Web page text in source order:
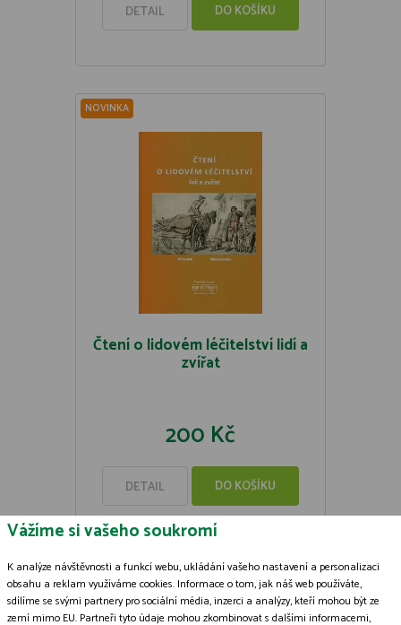
DETAIL DO KOŠÍKU
NOVINKA
Čtení o lidovém léčitelství lidí a
zvířat
200 Kč
DETAIL DO KOŠÍKU
Zásady zpracování souborů cookies
Vážíme si vašeho soukromí
K analýze návštěvnosti a funkcí webu, ukládání vašeho nastavení a personalizaci
obsahu a reklam využíváme cookies. Informace o tom, jak náš web používáte,
sdílíme se svými partnery pro sociální média, inzerci a analýzy, kteří mohou být ze
zemí mimo EU. Partneři tyto údaje mohou zkombinovat s dalšími informacemi,